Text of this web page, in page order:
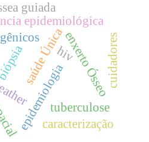
saúde Única
epidemiologia
epidemiológica
biópsia
guiada
enxerto Ósseo
tuberculose
caracterização
hiv cuidadores